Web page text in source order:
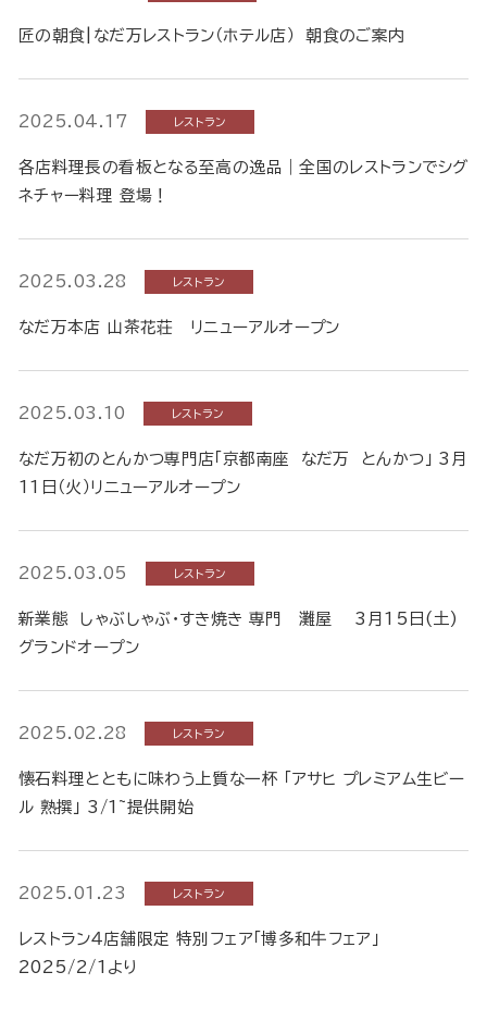
匠の朝食|なだ万レストラン（ホテル店） 朝食のご案内
2025.04.17 レストラン
各店料理長の看板となる至高の逸品｜全国のレストランでシグ
ネチャー料理 登場！
2025.03.28 レストラン
なだ万本店 山茶花荘 リニューアルオープン
2025.03.10 レストラン
なだ万初のとんかつ専門店「京都南座 なだ万 とんかつ」 3月
11日（火）リニューアルオープン
2025.03.05 レストラン
新業態 しゃぶしゃぶ・すき焼き 専門 灘屋 3月15日(土)
グランドオープン
2025.02.28 レストラン
懐石料理とともに味わう上質な一杯 「アサヒ プレミアム生ビー
ル 熟撰」 3/1~提供開始
2025.01.23 レストラン
レストラン４店舗限定 特別フェア「博多和牛フェア」
2025/2/1より